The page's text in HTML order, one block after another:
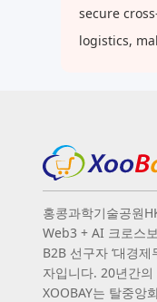
secure
logistics,
홍콩과학기술공원
Web3 + AI 크로스
B2B 선구자 ‘대경
자입니다. 20년간
XOOBAY는 탈중앙